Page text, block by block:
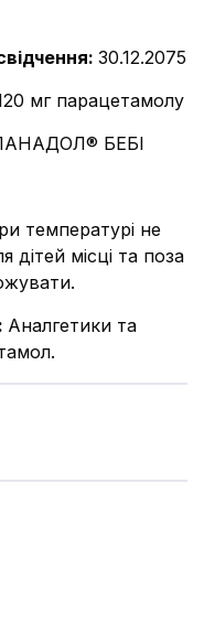
: 30.12.2075
мг парацетамолу
БЕБІ
температурі не
місці та поза
: Аналгетики та